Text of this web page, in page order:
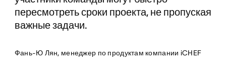
пересмотреть сроки проекта, не пропуская
важные задачи.
Фань-Ю Лян, менеджер по продуктам компании iCHEF